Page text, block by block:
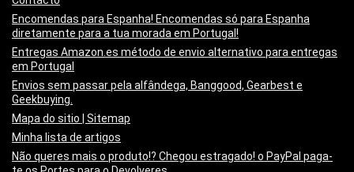
Encomendas para Espanha! Encomendas só para Espanha
diretamente para a tua morada em Portugal!
Entregas Amazon.es método de envio alternativo para entregas
em Portugal
Envios sem passar pela alfândega, Banggood, Gearbest e
Geekbuying.
Mapa do sitio | Sitemap
Minha lista de artigos
Não queres mais o produto!? Chegou estragado! o PayPal paga-